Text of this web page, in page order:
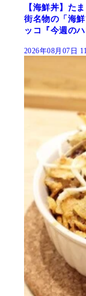
【海鮮丼】た
街名物の「海
ッコ『今週の
2026年08月07日